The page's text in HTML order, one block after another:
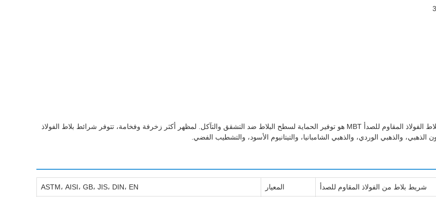
الغرض الرئيسي من شريط بلاط الفولاذ المقاوم للصدأ MBT هو توفير الحماية لسطح البلاط ضد التشقق والتآكل. لمظهر أكثر زخرفة وفخامة، تتوفر شرائط بلاط الفولاذ
شريط بلاط من الفولاذ المقاوم للصدأ المعيار ASTM، AISI، GB، JIS، DIN، EN